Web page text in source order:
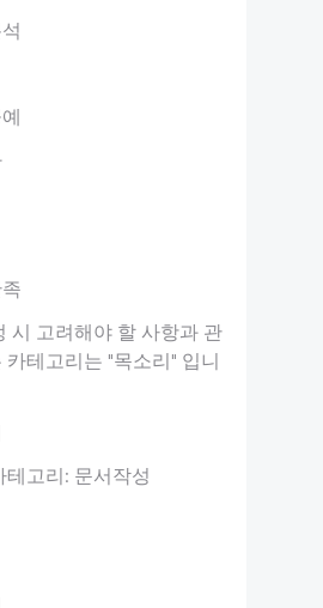
시 고려해야 할 사항과 관
카테고리는 "목소리" 입니
테고리: 문서작성